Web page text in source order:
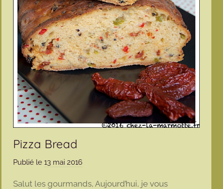
Pizza Bread
Publié le 13 mai 2016p
Salut les gourmands, Aujourd’hui, je vous